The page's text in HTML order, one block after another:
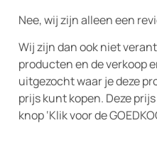
Nee, wij zijn alleen een
Wij zijn dan ook niet
producten en de verkoop
uitgezocht waar je deze
prijs kunt kopen. Deze
knop ‘Klik voor de